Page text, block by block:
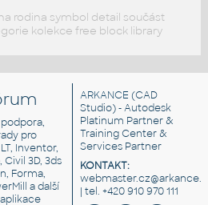
rodina symbol detail součást
kolekce free block library
pro
Inventor,
Civil 3D, 3ds
Forma,
a další
ARKANCE (CAD
Studio) - Autodesk
Platinum Partner &
Training Center &
Services Partner
KONTAKT:
| tel. +420 910 970 111